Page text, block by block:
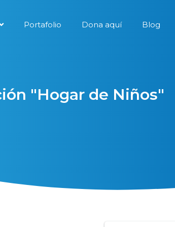
Portafolio Dona aquí Blog
"Hogar de Niños"